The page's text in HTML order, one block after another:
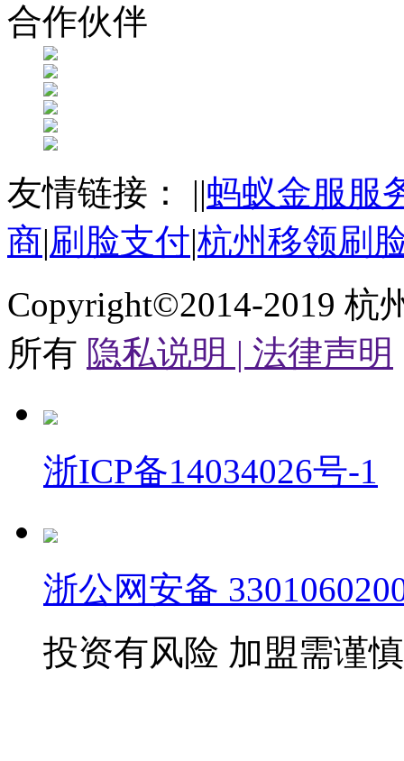
合作伙伴
友情链接： ||蚂蚁金服服
商|刷脸支付|杭州移领刷
Copyright©2014-2019 杭
所有 隐私说明 | 法律声明
浙ICP备14034026号-1
浙公网安备
投资有风险 加盟需谨慎